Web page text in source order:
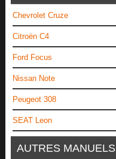
Chevrolet Cruze
Citroën C4
Ford Focus
Nissan Note
Peugeot 308
SEAT Leon
AUTRES MANUELS